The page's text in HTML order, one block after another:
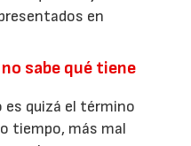
en
sabe qué tiene
es quizá el término
tiempo, más mal